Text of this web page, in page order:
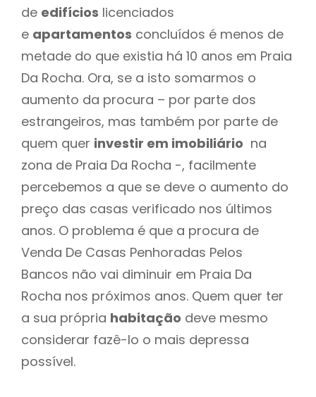
de edifícios licenciados
e apartamentos concluídos é menos de
metade do que existia há 10 anos em Praia
Da Rocha. Ora, se a isto somarmos o
aumento da procura – por parte dos
estrangeiros, mas também por parte de
quem quer investir em imobiliário na
zona de Praia Da Rocha -, facilmente
percebemos a que se deve o aumento do
preço das casas verificado nos últimos
anos. O problema é que a procura de
Venda De Casas Penhoradas Pelos
Bancos não vai diminuir em Praia Da
Rocha nos próximos anos. Quem quer ter
a sua própria habitação deve mesmo
considerar fazê-lo o mais depressa
possível.